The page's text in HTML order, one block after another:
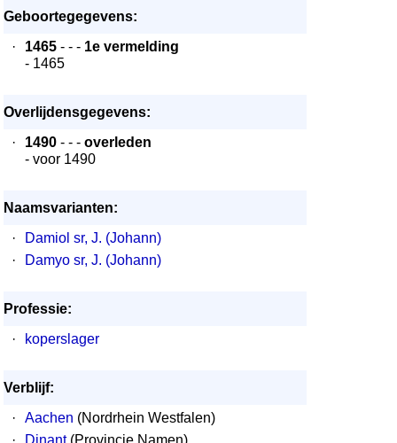
Geboortegegevens:
·
1465 - - - 1e vermelding
- 1465
Overlijdensgegevens:
·
1490 - - - overleden
- voor 1490
Naamsvarianten:
·
Damiol sr, J. (Johann)
·
Damyo sr, J. (Johann)
Professie:
·
koperslager
Verblijf:
·
Aachen (Nordrhein Westfalen)
·
Dinant(Provincie Namen)